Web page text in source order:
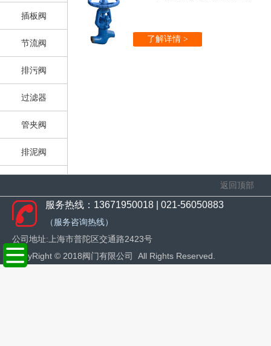
插板阀
节流阀
排污阀
过滤器
管夹阀
排泥阀
旋塞阀
平衡阀
减压阀
了解详情 >
返回顶部
服务热线：13671950018 | 021-56050883
（服务咨询热线）
公司地址:上海市普陀区交通路2423号
CopyRight © 2018阀门有限公司 All Rights Reserved.